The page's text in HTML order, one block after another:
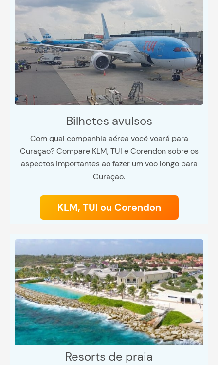
Bilhetes avulsos
Com qual companhia aérea você voará para
Curaçao? Compare KLM, TUI e Corendon sobre os
aspectos importantes ao fazer um voo longo para
Curaçao.
KLM, TUI ou Corendon
Resorts de praia